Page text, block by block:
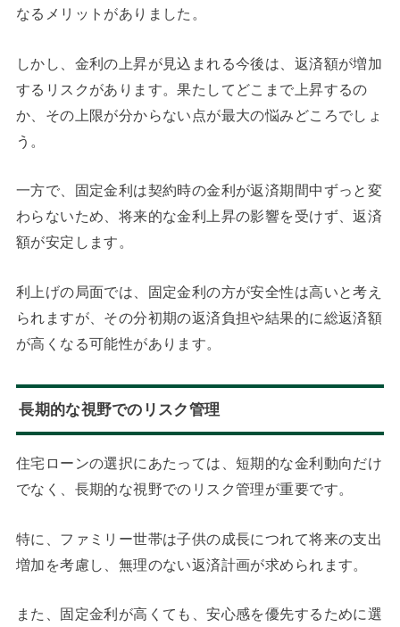
なるメリットがありました。
しかし、金利の上昇が見込まれる今後は、返済額が増加
するリスクがあります。果たしてどこまで上昇するの
か、その上限が分からない点が最大の悩みどころでしょ
う。
一方で、固定金利は契約時の金利が返済期間中ずっと変
わらないため、将来的な金利上昇の影響を受けず、返済
額が安定します。
利上げの局面では、固定金利の方が安全性は高いと考え
られますが、その分初期の返済負担や結果的に総返済額
が高くなる可能性があります。
長期的な視野でのリスク管理
住宅ローンの選択にあたっては、短期的な金利動向だけ
でなく、長期的な視野でのリスク管理が重要です。
特に、ファミリー世帯は子供の成長につれて将来の支出
増加を考慮し、無理のない返済計画が求められます。
また、固定金利が高くても、安心感を優先するために選